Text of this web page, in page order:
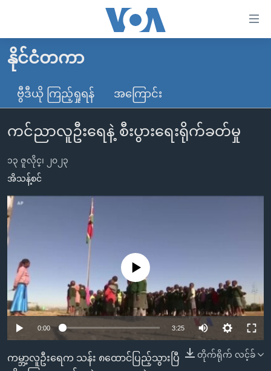
လွယ်ကူ
စေ
သည့်
များ
ပင်မ
အကြောင်းအရာ
ကျော်
ကြည့်
ရန်
ညွန်း
စာမျက်နှာ
ကျော်
ကြည့်
မူလစာမျက်နှာ
မြန်မာ
ကမ္ဘာ့သတင်းများ
နိုင်ငံတကာ
တရုတ်
အစ္စရေး-ပါလက်စတိုင်း
ဗွီဒီယို
ရပ်ဝန်းတခု လမ်းတခု အလွန်
အင်္ဂလိပ်စာလေ့လာမယ်
အမေရိကန်သုံးအီဒီယံ
မကြေးမုံရဲ့ အင်္ဂလိပ်စာ
ရုပ်ရှင်ထဲက အင်္ဂလိပ်စာ
သုတပဒေသာ အင်္ဂလိပ်စာ
အပတ်စဉ်ကဏ္ဍများ
တီဗွီ
ရေဒီယိုနှင့်ရုပ်သံ အချက်အလက်များ
ရေဒီယို/တီဗွီအစီအစဉ်
Learning English
ဗွီအိုအေ လူမှုကွန်ယက်များ
နိုင်ငံတကာ
ဗွီဒီယို ကြည့်ရှုရန် အကြောင်း
ကင်ညာလူဦးရေနဲ့ စီးပွားရေးရိုက်ခတ်မှု
၁၃ ဇူလိုင္၊ ၂၀၂၃
အိသန့်စင်
No media source currently available
0:00 3:25
တိုက်ရိုက် လင့်ခ်
ကမ္ဘာ့လူဦးရေက သန်း ၈ထောင်ပြည့်သွားပြီ